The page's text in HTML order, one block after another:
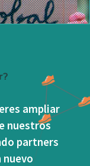
ampliar
nuestros
partners
nuevo